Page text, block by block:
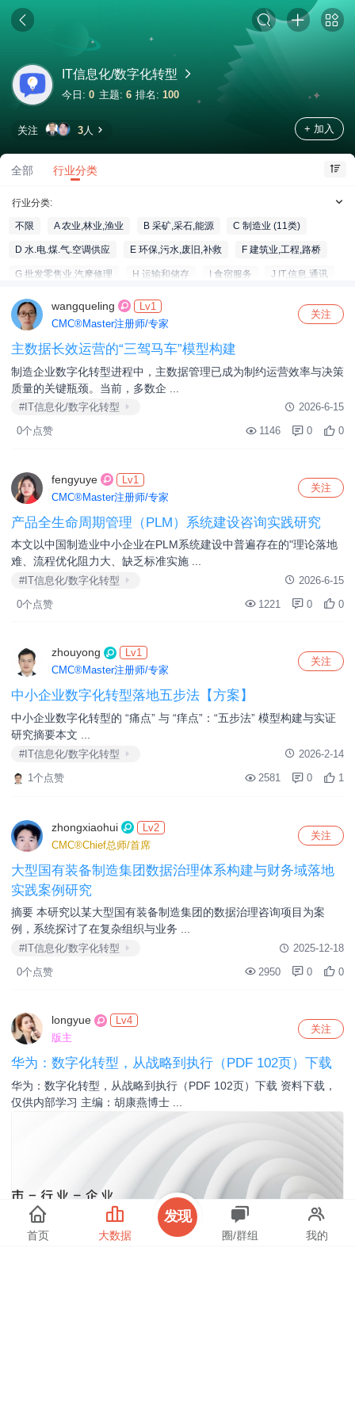
IT信息化/数字化转型
今日: 0 主题: 6 排名: 100
关注 3人 + 加入
全部 行业分类
行业分类:
不限 A 农业,林业,渔业 B 采矿,采石,能源 C 制造业 (11类)
D 水.电.煤.气.空调供应 E 环保,污水,废旧,补救 F 建筑业,工程,路桥
G 批发零售业,汽摩修理 H 运输和储存 I 食宿服务 J IT,信息,通讯
K 金融和保险 L 房地产 M 专业服务,科学和技术
N 辅助/租赁/人才/旅游 O 政府公共管理;社保
Q 医疗健康和社工 R 艺术,体育,文娱,馆藏 S 【不限行业】其它服务
T 家政;自用品生产服务 U 国际组织和机构
wangqueling
Lv1
CMC®Master注册师/专家
关注
主数据长效运营的“三驾马车”模型构建
制造企业数字化转型进程中，主数据管理已成为制约运营效率与决策
质量的关键瓶颈。当前，多数企 ...
#IT信息化/数字化转型
2026-6-15
0个点赞
1146 0 0
fengyuye
Lv1
CMC®Master注册师/专家
关注
产品全生命周期管理（PLM）系统建设咨询实践研究
本文以中国制造业中小企业在PLM系统建设中普遍存在的"理论落地
难、流程优化阻力大、缺乏标准实施 ...
#IT信息化/数字化转型
2026-6-15
0个点赞
1221 0 0
zhouyong
Lv1
CMC®Master注册师/专家
关注
中小企业数字化转型落地五步法【方案】
中小企业数字化转型的 “痛点” 与 “痒点”：“五步法” 模型构建与实证
研究​ 摘要​ 本文 ...
#IT信息化/数字化转型 2026-2-14
1个点赞 2581 0 1
zhongxiaohui
Lv2
CMC®Chief总师/首席
关注
大型国有装备制造集团数据治理体系构建与财务域落地
实践案例研究
摘要 本研究以某大型国有装备制造集团的数据治理咨询项目为案
例，系统探讨了在复杂组织与业务 ...
#IT信息化/数字化转型
2025-12-18
0个点赞
2950 0 0
longyue
Lv4
版主
关注
华为：数字化转型，从战略到执行（PDF 102页）下载
华为：数字化转型，从战略到执行（PDF 102页）下载 资料下载，
仅供内部学习 主编：胡康燕博士 ...
首页 大数据
发现
圈/群组 我的